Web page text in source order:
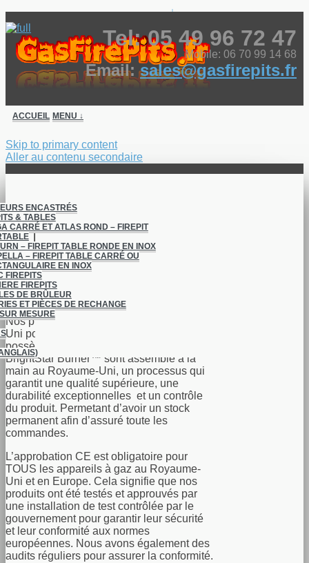
↓
Tel: 05 49 96 72 47
Mobile: 06 70 99 14 68
Email:sales@gasfirepits.fr
ACCUEIL MENU ↓
Skip to primary content
Aller au contenu secondaire
ENCASTRÉS
& TABLES
CARRÉ ET ATLAS ROND – FIREPIT
– FIREPIT TABLE RONDE EN INOX
– FIREPIT TABLE CARRÉ OU
EN INOX
FIREPITS
FIREPITS
DE BRÛLEUR
ET PIÈCES DE RECHANGE
MESURE
A Propos Nous
A Propos Des Gas
FirePits FR
Nos produits ont été conçus au Royaume-
Uni pour le marché Européen et
possèdent la mention CE. Les brûleurs
BrightStar Burner™ sont assemblé à la
main au Royaume-Uni, un processus qui
garantit une qualité supérieure, une
durabilité exceptionnelles et un contrôle
du produit. Permetant d’avoir un stock
permanent afin d’assuré toute les
commandes.
L’approbation CE est obligatoire pour
TOUS les appareils à gaz au Royaume-
Uni et en Europe. Cela signifie que nos
produits ont été testés et approuvés par
une installation de test contrôlée par le
gouvernement pour garantir leur sécurité
et leur conformité aux normes
européennes. Nous avons également des
audits réguliers pour assurer la conformité.